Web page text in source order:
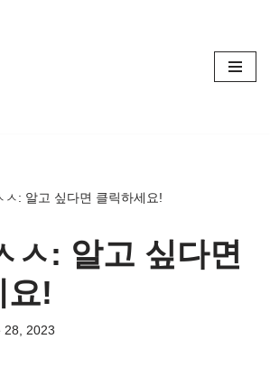
ㅅ: 알고 싶다면 클릭하세요!
ㅅ: 알고 싶다면
요!
28, 2023